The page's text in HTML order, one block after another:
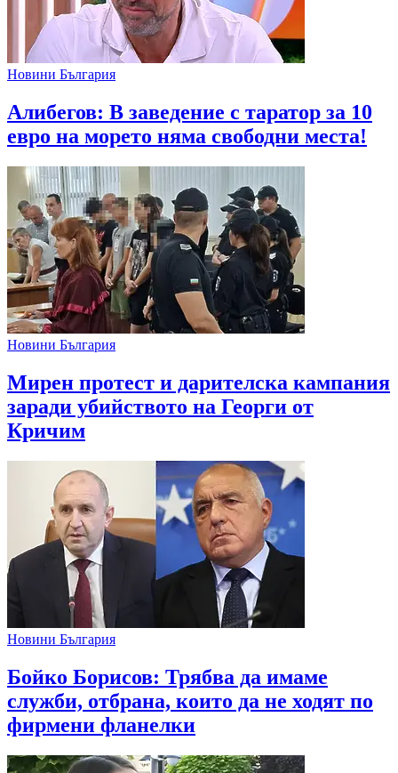
Новини България
Алибегов: В заведение с таратор за 10
евро на морето няма свободни места!
Новини България
Мирен протест и дарителска кампания
заради убийството на Георги от
Кричим
Новини България
Бойко Борисов: Трябва да имаме
служби, отбрана, които да не ходят по
фирмени фланелки